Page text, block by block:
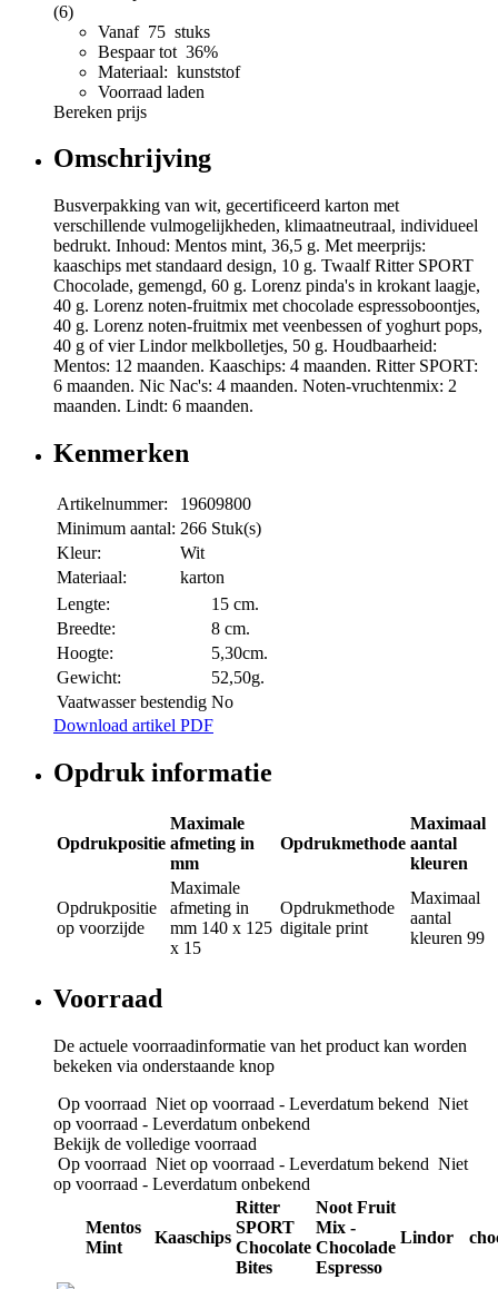
(6)
Vanaf 75 stuks
Bespaar tot 36%
Materiaal: kunststof
Voorraad laden
Bereken prijs
Omschrijving
Busverpakking van wit, gecertificeerd karton met
verschillende vulmogelijkheden, klimaatneutraal, individueel
bedrukt. Inhoud: Mentos mint, 36,5 g. Met meerprijs:
kaaschips met standaard design, 10 g. Twaalf Ritter SPORT
Chocolade, gemengd, 60 g. Lorenz pinda's in krokant laagje,
40 g. Lorenz noten-fruitmix met chocolade espressoboontjes,
40 g. Lorenz noten-fruitmix met veenbessen of yoghurt pops,
40 g of vier Lindor melkbolletjes, 50 g. Houdbaarheid:
Mentos: 12 maanden. Kaaschips: 4 maanden. Ritter SPORT:
6 maanden. Nic Nac's: 4 maanden. Noten-vruchtenmix: 2
maanden. Lindt: 6 maanden.
Kenmerken
Artikelnummer:
19609800
Minimum aantal: 266 Stuk(s)
Kleur:
Wit
Materiaal:
karton
Lengte:
15 cm.
Breedte:
8 cm.
Hoogte:
5,30cm.
Gewicht:
52,50g.
Vaatwasser bestendig No
Download artikel PDF
Opdruk informatie
Opdrukpositie
Maximale
afmeting in
mm
Opdrukmethode
Maximaal
aantal
kleuren
Opdrukpositie
op voorzijde
Maximale
afmeting in
mm 140 x 125
x 15
Opdrukmethode
digitale print
Maximaal
aantal
kleuren 99
Voorraad
De actuele voorraadinformatie van het product kan worden
bekeken via onderstaande knop
Op voorraad Niet op voorraad - Leverdatum bekend Niet
op voorraad - Leverdatum onbekend
Bekijk de volledige voorraad
Op voorraad Niet op voorraad - Leverdatum bekend Niet
op voorraad - Leverdatum onbekend
Mentos
Mint
Kaaschips
Ritter
SPORT
Chocolate
Bites
Noot Fruit
Mix -
Chocolade
Espresso
Lindor